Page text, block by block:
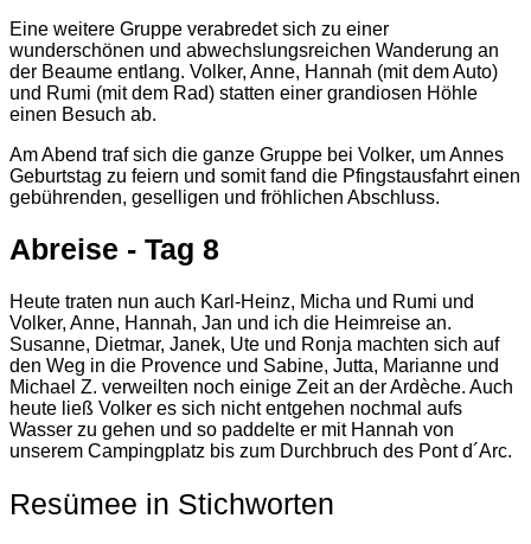
Eine weitere Gruppe verabredet sich zu einer
wunderschönen und abwechslungsreichen Wanderung an
der Beaume entlang. Volker, Anne, Hannah (mit dem Auto)
und Rumi (mit dem Rad) statten einer grandiosen Höhle
einen Besuch ab.
Am Abend traf sich die ganze Gruppe bei Volker, um Annes
Geburtstag zu feiern und somit fand die Pfingstausfahrt einen
gebührenden, geselligen und fröhlichen Abschluss.
Abreise - Tag 8
Heute traten nun auch Karl-Heinz, Micha und Rumi und
Volker, Anne, Hannah, Jan und ich die Heimreise an.
Susanne, Dietmar, Janek, Ute und Ronja machten sich auf
den Weg in die Provence und Sabine, Jutta, Marianne und
Michael Z. verweilten noch einige Zeit an der Ardèche. Auch
heute ließ Volker es sich nicht entgehen nochmal aufs
Wasser zu gehen und so paddelte er mit Hannah von
unserem Campingplatz bis zum Durchbruch des Pont d´Arc.
Resümee in Stichworten